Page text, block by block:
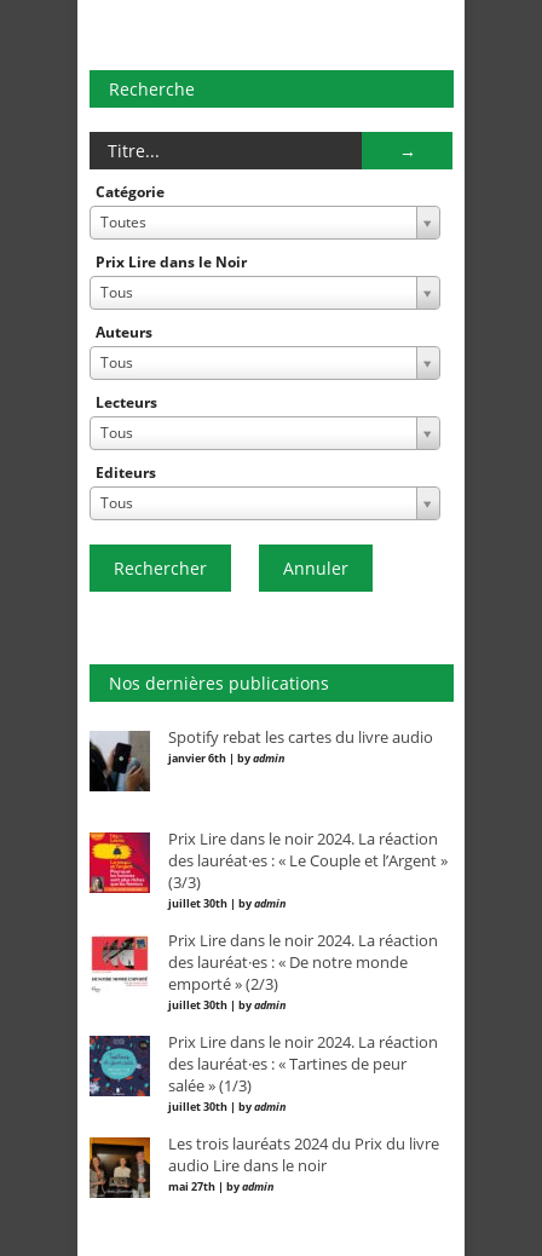
Recherche
Catégorie
Toutes
Prix Lire dans le Noir
Tous
Auteurs
Tous
Lecteurs
Tous
Editeurs
Tous
Rechercher Annuler
Nos dernières publications
Spotify rebat les cartes du livre audio
janvier 6th | byadmin
Prix Lire dans le noir 2024. La réaction
des lauréat·es : « Le Couple et l’Argent »
(3/3)
juillet 30th | byadmin
Prix Lire dans le noir 2024. La réaction
des lauréat·es : « De notre monde
emporté » (2/3)
juillet 30th | byadmin
Prix Lire dans le noir 2024. La réaction
des lauréat·es : « Tartines de peur
salée » (1/3)
juillet 30th | byadmin
Les trois lauréats 2024 du Prix du livre
audio Lire dans le noir
mai 27th | byadmin